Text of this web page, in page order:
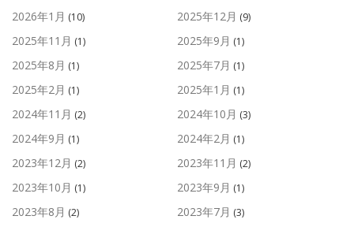
2026年1月 (10) 2025年12月 (9)
2025年11月 (1) 2025年9月 (1)
2025年8月 (1) 2025年7月 (1)
2025年2月 (1) 2025年1月 (1)
2024年11月 (2) 2024年10月 (3)
2024年9月 (1) 2024年2月 (1)
2023年12月 (2) 2023年11月 (2)
2023年10月 (1) 2023年9月 (1)
2023年8月 (2) 2023年7月 (3)